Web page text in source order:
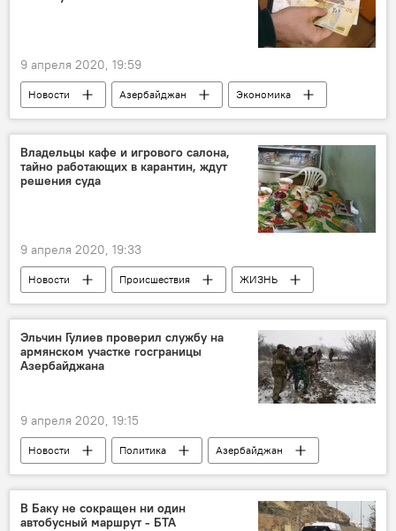
9 апреля 2020, 19:59
Новости Азербайджан
Экономика
манаты
Доллары Банки
Владельцы кафе и игрового салона,
тайно работающих в карантин, ждут
решения суда
9 апреля 2020, 19:33
Новости Происшествия
ЖИЗНЬ
Азербайджан
Баку
Объекты
Нарушение
полиция
штраф
Эльчин Гулиев проверил службу на
армянском участке госграницы
Азербайджана
9 апреля 2020, 19:15
Новости Политика
Азербайджан
Государственная пограничная служба АР (ГПС)
Начальник Госпогранслужбы - командующий пограничными войсками, генерал-полковник Эльчин Гулиев
В Баку не сокращен ни один
автобусный маршрут - БТА